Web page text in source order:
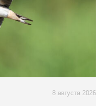
8 августа 2026